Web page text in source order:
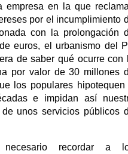
empresa en la que
por el incumplimiento
con la prolongación
euros, el urbanismo del
de saber qué ocurre con
por valor de 30 millones
los populares hipotequen
e impidan así
unos servicios públicos
necesario recordar a